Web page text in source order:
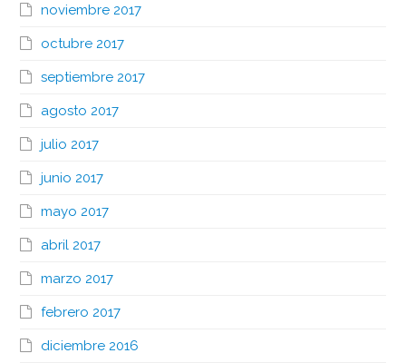
noviembre 2017
octubre 2017
septiembre 2017
agosto 2017
julio 2017
junio 2017
mayo 2017
abril 2017
marzo 2017
febrero 2017
diciembre 2016